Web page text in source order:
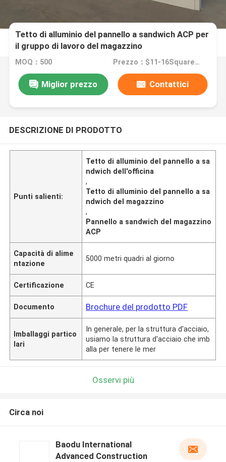
Tetto di alluminio del pannello a sandwich ACP per
il gruppo di lavoro del magazzino
MOQ：500 Prezzo：$11-16Square Meter
Miglior prezzo Contattici
DESCRIZIONE DI PRODOTTO
Punti salienti:
Tetto di alluminio del pannello a sa
ndwich dell'officina
,
Tetto di alluminio del pannello a sa
ndwich del magazzino
,
Pannello a sandwich del magazzino
ACP
Capacità di alime
ntazione
5000 metri quadri al giorno
Certificazione CE
Documento Brochure del prodotto PDF
Imballaggi partico
lari
In generale, per la struttura d'acciaio,
usiamo la struttura d'acciaio che imb
alla per tenere le mer
Osservi più
Circa noi
Baodu International
Advanced Construction